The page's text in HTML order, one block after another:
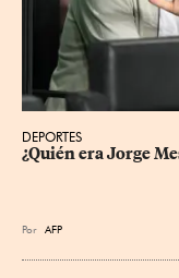
DEPORTES
¿Quién era Jorge
Por AFP